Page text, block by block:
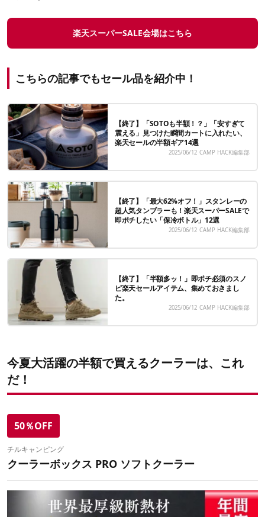
楽天スーパーSALE会場はこちら
こちらの記事でもセール品を紹介中！
【終了】「SOTOも半額！？」「安すぎて
震える」見つけた瞬間カートに入れたい、
楽天セールの半額ギア14選
2025/06/12 CAMP HACK編集部
【終了】「最大62%オフ！」スタンレーの
超人気タンブラーも！楽天スーパーSALEで
即ポチしたい「保冷ボトル」12選
2025/06/12 CAMP HACK編集部
【終了】「半額多ッ！」即ポチ必須のスノ
ピ楽天セールアイテム、集めておきまし
た。
2025/06/12 CAMP HACK編集部
今夏大活躍の半額で買えるクーラーは、これ
だ！
50％OFF
チルキャンピング
クーラーボックス PRO ソフトクーラー